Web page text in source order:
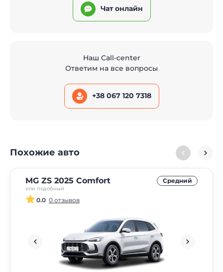
Чат онлайн
Наш Call-center
Ответим на все вопросы
+38 067 120 7318
Похожие авто
MG ZS 2025 Comfort
или подобный
Средний
0.0 0 отзывов